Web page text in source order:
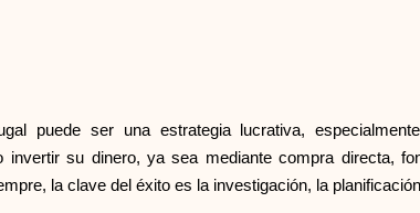
puede ser una estrategia lucrativa,
invertir su dinero, ya sea mediante compra directa,
la clave del éxito es la investigación, la